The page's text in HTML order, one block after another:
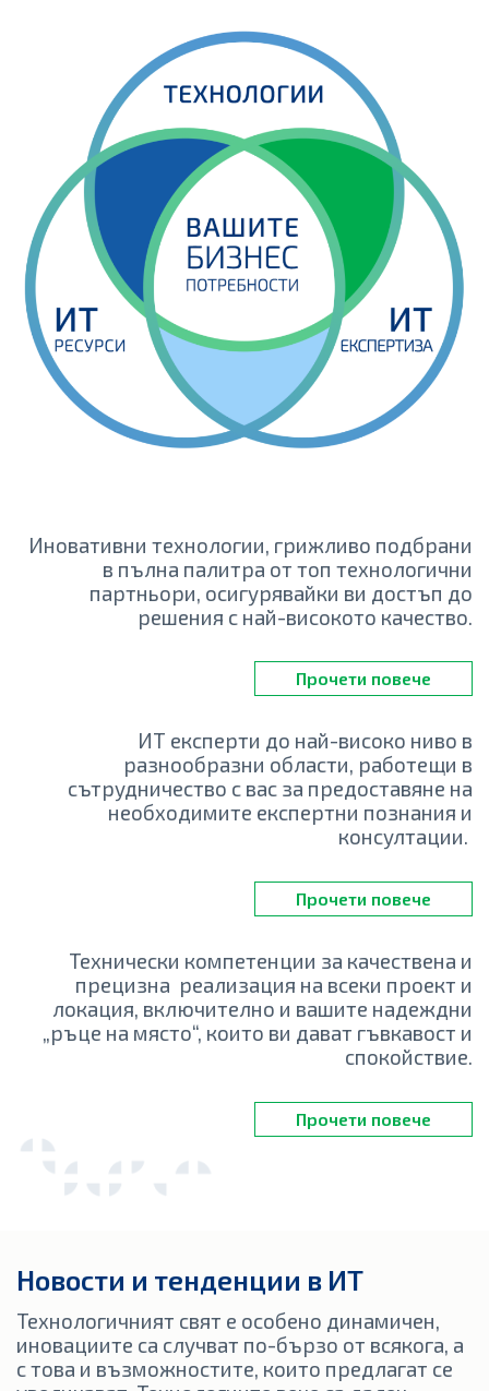
Иновативни технологии, грижливо подбрани
в пълна палитра от топ технологични
партньори, осигурявайки ви достъп до
решения с най-високото качество.
Прочети повече
ИТ експерти до най-високо ниво в
разнообразни области, работещи в
сътрудничество с вас за предоставяне на
необходимите експертни познания и
консултации.
Прочети повече
Технически компетенции за качествена и
прецизна реализация на всеки проект и
локация, включително и вашите надеждни
„ръце на място“, които ви дават гъвкавост и
спокойствие.
Прочети повече
Новости и тенденции в ИТ
Технологичният свят е особено динамичен,
иновациите са случват по-бързо от всякога, а
с това и възможностите, които предлагат се